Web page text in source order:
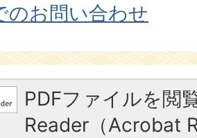
のお問い合わせ
PDFファイルを閲
Reader（Acrobat